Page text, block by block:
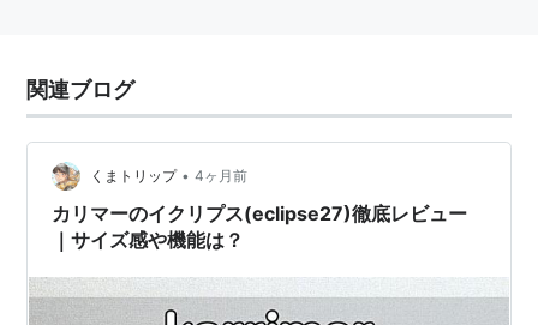
a partial eclipse
IBMのソースコード提供を祖先とする統合開発環境(
のひとつ。Javaを用いたソフトウェア開発において普
及して利用されているIDEのひとつであると考えられ
る。
eclipse自体開発言語がJavaということもあり、基本的
関連ブログ
くまトリップ • 4ヶ月前
カリマーのイクリプス(eclipse27)徹底レビュー
｜サイズ感や機能は？